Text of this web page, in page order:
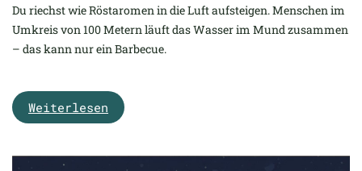
Du riechst wie Röstaromen in die Luft aufsteigen. Menschen im
Umkreis von 100 Metern läuft das Wasser im Mund zusammen
– das kann nur ein Barbecue.
Weiterlesen